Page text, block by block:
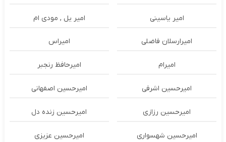
امیر یاسینی امیر یل , مودی ام
امیرارسلان فاضلی امیراس
امیرام امیرحافظ رنجبر
امیرحسین اشرفی امیرحسین اصفهانی
امیرحسین رزازی امیرحسین زنده دل
امیرحسین شهسواری امیرحسین عزیزی